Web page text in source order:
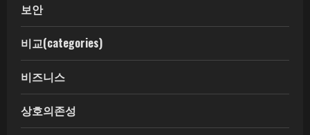
보안
비교(categories)
비즈니스
상호의존성